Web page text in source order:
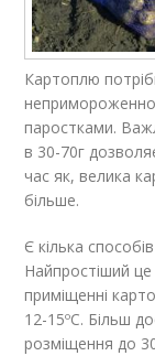
Картоплю
паростками.
в 30-70г
час як, велика
більше.
Є кілька
Найпростіший це
приміщенні
12-15ºC. Більш
розміщення до